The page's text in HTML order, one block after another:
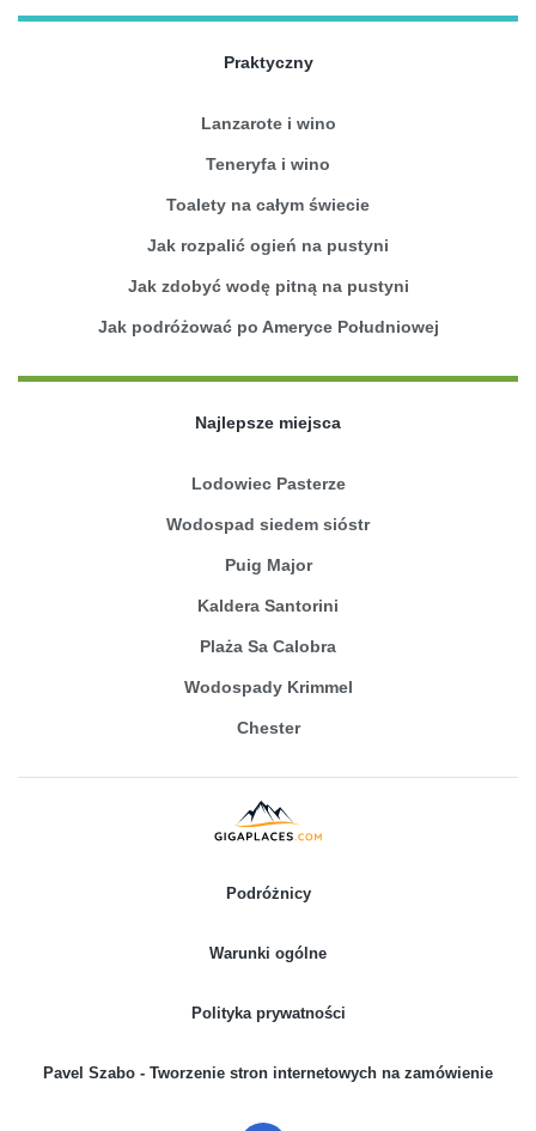
Praktyczny
Lanzarote i wino
Teneryfa i wino
Toalety na całym świecie
Jak rozpalić ogień na pustyni
Jak zdobyć wodę pitną na pustyni
Jak podróżować po Ameryce Południowej
Najlepsze miejsca
Lodowiec Pasterze
Wodospad siedem sióstr
Puig Major
Kaldera Santorini
Plaża Sa Calobra
Wodospady Krimmel
Chester
Podróżnicy
Warunki ogólne
Polityka prywatności
Pavel Szabo - Tworzenie stron internetowych na zamówienie